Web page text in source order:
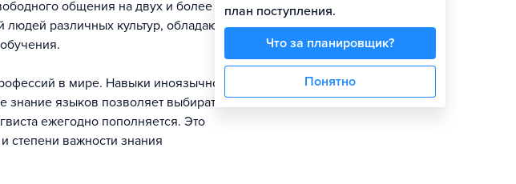
общения на двух и более
различных культур, обладающий
в мире. Навыки иноязычного
языков позволяет выбирать
ежегодно пополняется. Это
степени важности знания
план поступления.
Что за планировщик?
Понятно